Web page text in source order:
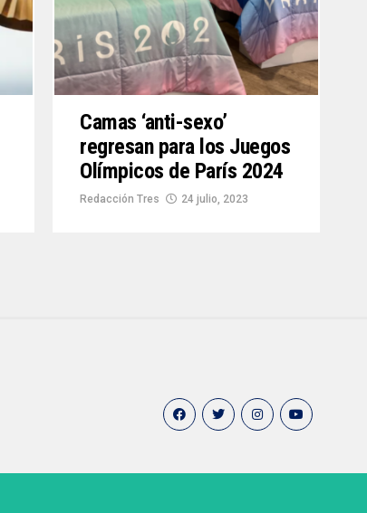
Camas ‘anti-sexo’
regresan para los Juegos
Olímpicos de París 2024
Redacción Tres 24 julio, 2023